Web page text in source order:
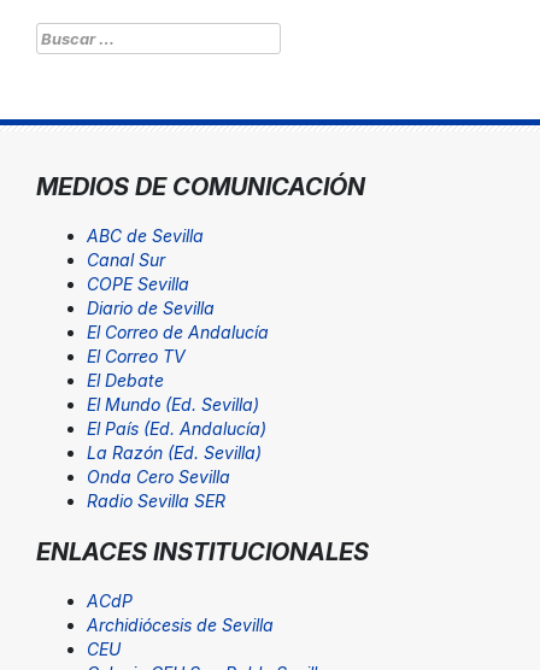
Buscar:
MEDIOS DE COMUNICACIÓN
ABC de Sevilla
Canal Sur
COPE Sevilla
Diario de Sevilla
El Correo de Andalucía
El Correo TV
El Debate
El Mundo (Ed. Sevilla)
El País (Ed. Andalucía)
La Razón (Ed. Sevilla)
Onda Cero Sevilla
Radio Sevilla SER
ENLACES INSTITUCIONALES
ACdP
Archidiócesis de Sevilla
CEU